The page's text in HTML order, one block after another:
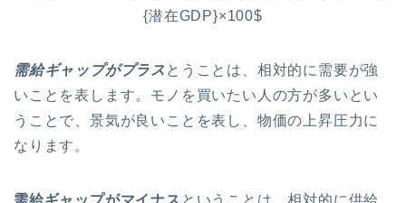
{潜在GDP}×100$
需給ギャップがプラス とうことは、相対的に需要が強
いことを表します。モノを買いたい人の方が多いとい
うことで、景気が良いことを表し、物価の上昇圧力に
なります。
需給ギャップがマイナス ということは、相対的に供給